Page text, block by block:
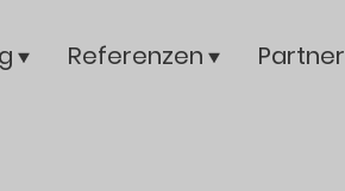
Referenzen Partner